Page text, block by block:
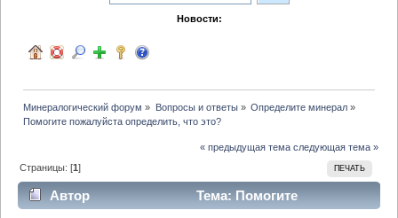
Новости:
Минералогический форум » Вопросы и ответы» Определите минерал»
Помогите пожалуйста определить, что это?
« предыдущая тема следующая тема »
ПЕЧАТЬ
Страницы: [1]
Автор
Тема: Помогите